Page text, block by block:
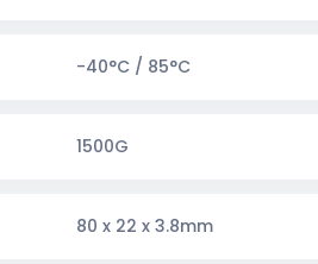
-40°C / 85°C
1500G
80 x 22 x 3.8mm